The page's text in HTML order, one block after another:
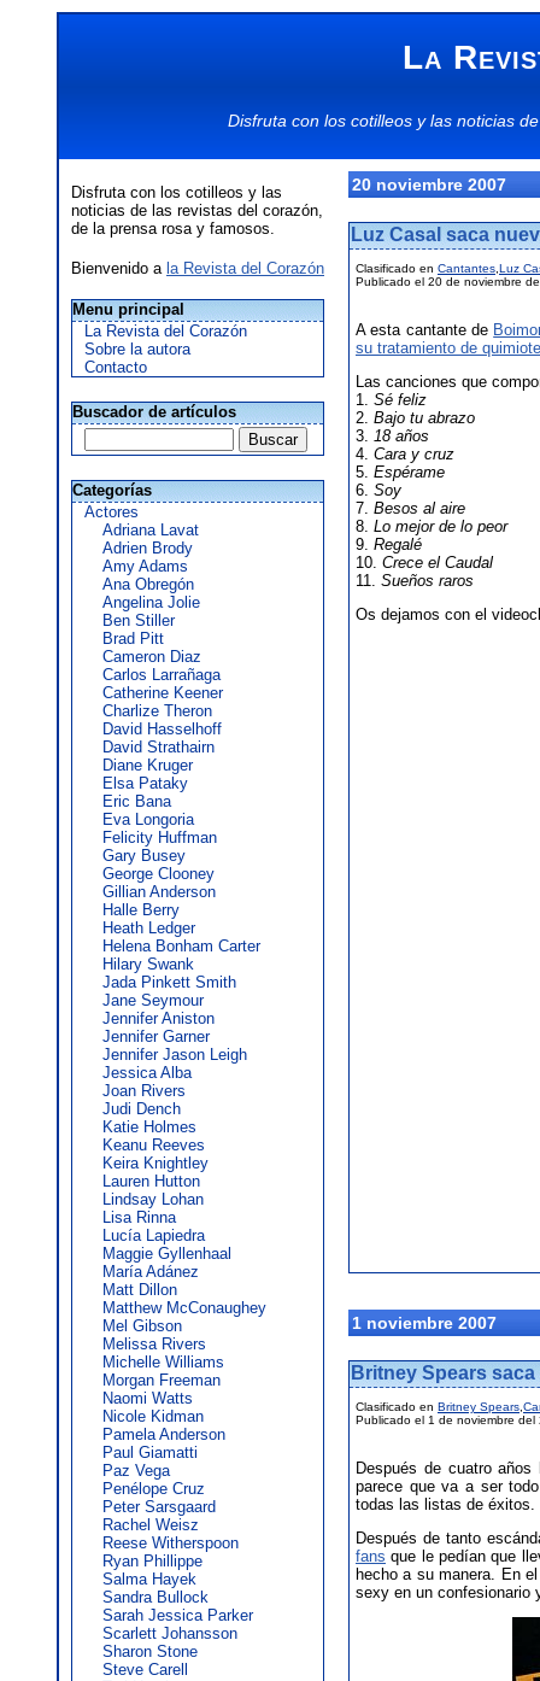
La
Disfruta con los cotilleosy las noticias
Disfruta con los cotilleos y las
noticias de las revistas del corazón,
de la prensa rosa y famosos.
Bienvenido a la Revista del Corazón
Menu principal
La Revista del Corazón
Sobre la autora
Contacto
Buscador de artículos
Categorías
Actores
Adriana Lavat
Adrien Brody
Amy Adams
Ana Obregón
Angelina Jolie
Ben Stiller
Brad Pitt
Cameron Diaz
Carlos Larrañaga
Catherine Keener
Charlize Theron
David Hasselhoff
David Strathairn
Diane Kruger
Elsa Pataky
Eric Bana
Eva Longoria
Felicity Huffman
Gary Busey
George Clooney
Gillian Anderson
Halle Berry
Heath Ledger
Helena Bonham Carter
Hilary Swank
Jada Pinkett Smith
Jane Seymour
Jennifer Aniston
Jennifer Garner
Jennifer Jason Leigh
Jessica Alba
Joan Rivers
Judi Dench
Katie Holmes
Keanu Reeves
Keira Knightley
Lauren Hutton
Lindsay Lohan
Lisa Rinna
Lucía Lapiedra
Maggie Gyllenhaal
María Adánez
Matt Dillon
Matthew McConaughey
Mel Gibson
Melissa Rivers
Michelle Williams
Morgan Freeman
Naomi Watts
Nicole Kidman
Pamela Anderson
Paul Giamatti
Paz Vega
Penélope Cruz
Peter Sarsgaard
Rachel Weisz
Reese Witherspoon
Ryan Phillippe
Salma Hayek
Sandra Bullock
Sarah Jessica Parker
Scarlett Johansson
Sharon Stone
Steve Carell
20 noviembre 2007
Luz Casal saca
Clasificado en Cantantes Luz
Publicado el 20 de noviembre
A esta cantante de
su tratamiento de
Las canciones que
1. Sé feliz
2. Bajo tu abrazo
3. 18 años
4. Cara y cruz
5. Espérame
6. Soy
7. Besos al aire
8. Lo mejor de lo peor
9. Regalé
10. Crece el Caudal
11. Sueños raros
Os dejamos con el
1 noviembre 2007
Britney Spears
Clasificado en Britney Spears
Publicado el 1 de noviembre del
Después de cuatro años
parece que va a ser
todas las listas de éxitos.
Después de tanto
fans que le pedían que
hecho a su manera. En
sexy en un confesionario